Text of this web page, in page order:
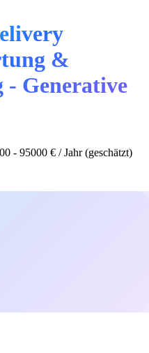
&
Generative
- 95000 € / Jahr (geschätzt)